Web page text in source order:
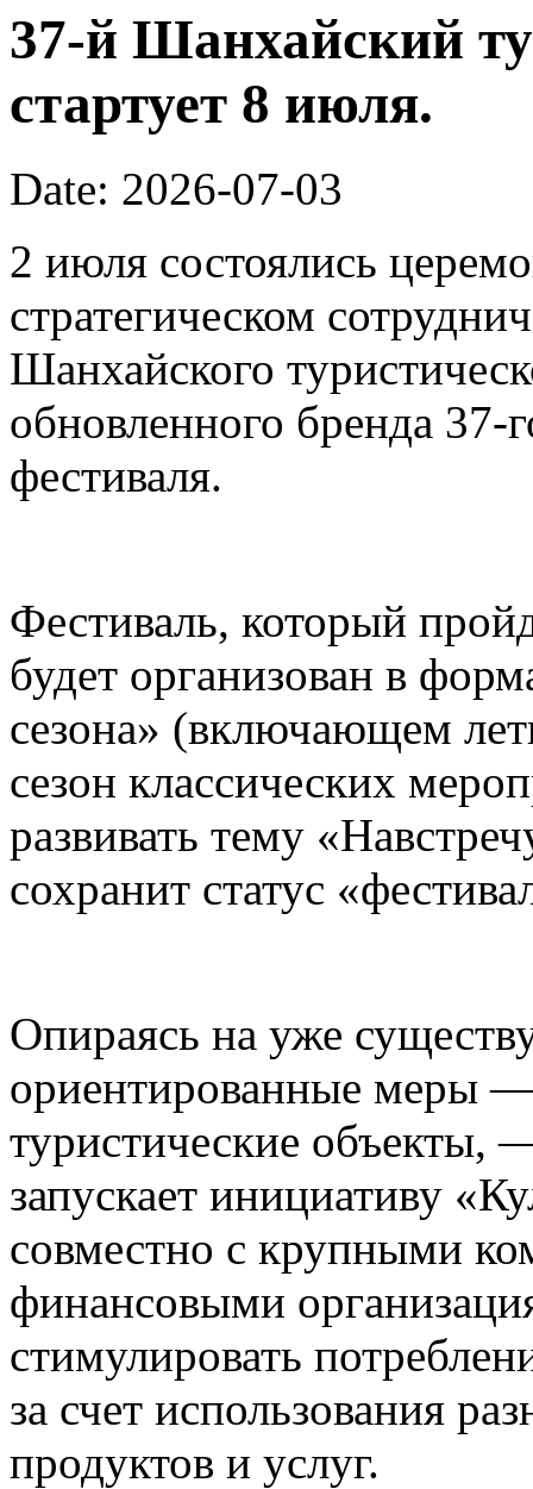
37-й Шанхайский
стартует 8 июля.
Date: 2026-07-03
2 июля состоялись
стратегическом
Шанхайского
обновленного бренда 37-
фестиваля.
Фестиваль, который
будет организован в
сезона» (включающем
сезон классических
развивать тему
сохранит статус
Опираясь на уже
ориентированные меры
туристические объекты,
запускает инициативу
совместно с крупными
финансовыми
стимулировать
за счет использования
продуктов и услуг.